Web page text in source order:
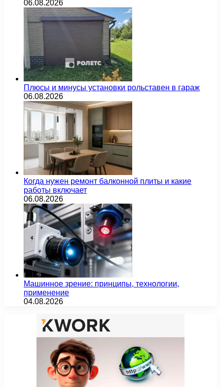
06.08.2026
Плюсы и минусы установки рольставен в гараж
06.08.2026
Когда нужен ремонт балконной плиты и какие
работы включает
06.08.2026
Машинное зрение: принципы, технологии,
применение
04.08.2026